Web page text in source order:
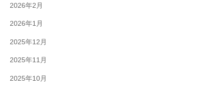
2026年2月
2026年1月
2025年12月
2025年11月
2025年10月